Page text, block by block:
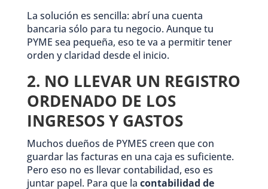
La solución es sencilla: abrí una cuenta
bancaria sólo para tu negocio. Aunque tu
PYME sea pequeña, eso te va a permitir tener
orden y claridad desde el inicio.
2. NO LLEVAR UN REGISTRO
ORDENADO DE LOS
INGRESOS Y GASTOS
Muchos dueños de PYMES creen que con
guardar las facturas en una caja es suficiente.
Pero eso no es llevar contabilidad, eso es
juntar papel. Para que la contabilidad de